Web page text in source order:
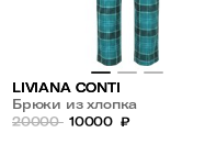
LIVIANA CONTI
Брюки из хлопка
20000 10000 ₽